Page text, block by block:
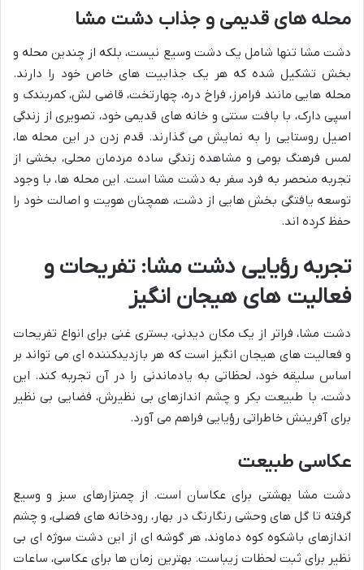
محله های قدیمی و جذاب دشت مشا
دشت مشا تنها شامل یک دشت وسیع نیست، بلکه از چندین محله و
بخش تشکیل شده که هر یک جذابیت های خاص خود را دارند.
محله هایی مانند فرامرز، فراخ دره، چهارتخت، قاضی لش، کمربندک و
اسپی دارک، با بافت سنتی و خانه های قدیمی خود، تصویری از زندگی
اصیل روستایی را به نمایش می گذارند. قدم زدن در این محله ها،
لمس فرهنگ بومی و مشاهده زندگی ساده مردمان محلی، بخشی از
تجربه منحصر به فرد سفر به دشت مشا است. این محله ها، با وجود
توسعه یافتگی بخش هایی از دشت، همچنان هویت و اصالت خود را
حفظ کرده اند.
تجربه رؤیایی دشت مشا: تفریحات و
فعالیت های هیجان انگیز
دشت مشا، فراتر از یک مکان دیدنی، بستری غنی برای انواع تفریحات
و فعالیت های هیجان انگیز است که هر بازدیدکننده ای می تواند بر
اساس سلیقه خود، لحظاتی به یادماندنی را در آن تجربه کند. این
دشت، با طبیعت بکر و چشم اندازهای بی نظیرش، فضایی بی نظیر
برای آفرینش خاطراتی رؤیایی فراهم می آورد.
عکاسی طبیعت
دشت مشا بهشتی برای عکاسان است. از چمنزارهای سبز و وسیع
گرفته تا گل های وحشی رنگارنگ در بهار، رودخانه های فصلی، و چشم
اندازهای باشکوه کوه دماوند، هر گوشه ای از این دشت سوژه ای بی
نظیر برای ثبت لحظات زیباست. بهترین زمان ها برای عکاسی، ساعات